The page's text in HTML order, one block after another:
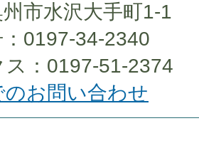
市水沢大手町1-1
0197-34-2340
ス：0197-51-2374
のお問い合わせ